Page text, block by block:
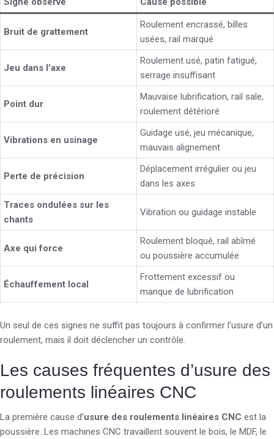
Bruit de grattement
Roulement encrassé, billes
usées, rail marqué
Jeu dans l’axe
Roulement usé, patin fatigué,
serrage insuffisant
Point dur
Mauvaise lubrification, rail sale,
roulement détérioré
Vibrations en usinage
Guidage usé, jeu mécanique,
mauvais alignement
Perte de précision
Déplacement irrégulier ou jeu
dans les axes
Traces ondulées sur les
chants
Vibration ou guidage instable
Axe qui force
Roulement bloqué, rail abîmé
ou poussière accumulée
Échauffement local
Frottement excessif ou
manque de lubrification
Un seul de ces signes ne suffit pas toujours à confirmer l’usure d’un
roulement, mais il doit déclencher un contrôle.
Les causes fréquentes d’usure des
roulements linéaires CNC
La première cause d’usure des roulements linéaires CNC est la
poussière. Les machines CNC travaillent souvent le bois, le MDF, le